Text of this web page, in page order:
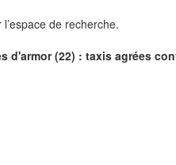
de recherche.
d'armor (22) : taxis agrées